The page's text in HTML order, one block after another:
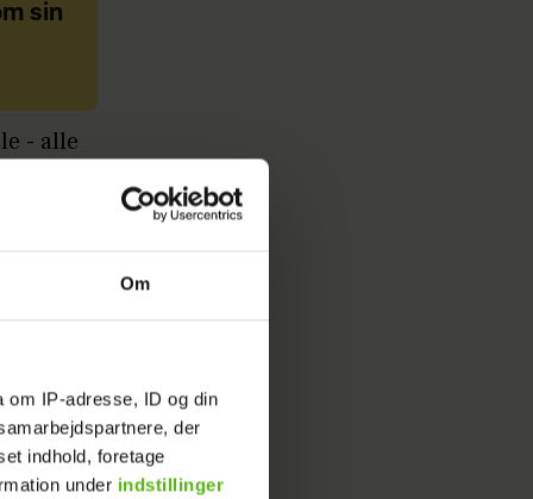
Om
om IP-adresse, ID og din
der
indhold, foretage
under indstillinger
sin
- alle